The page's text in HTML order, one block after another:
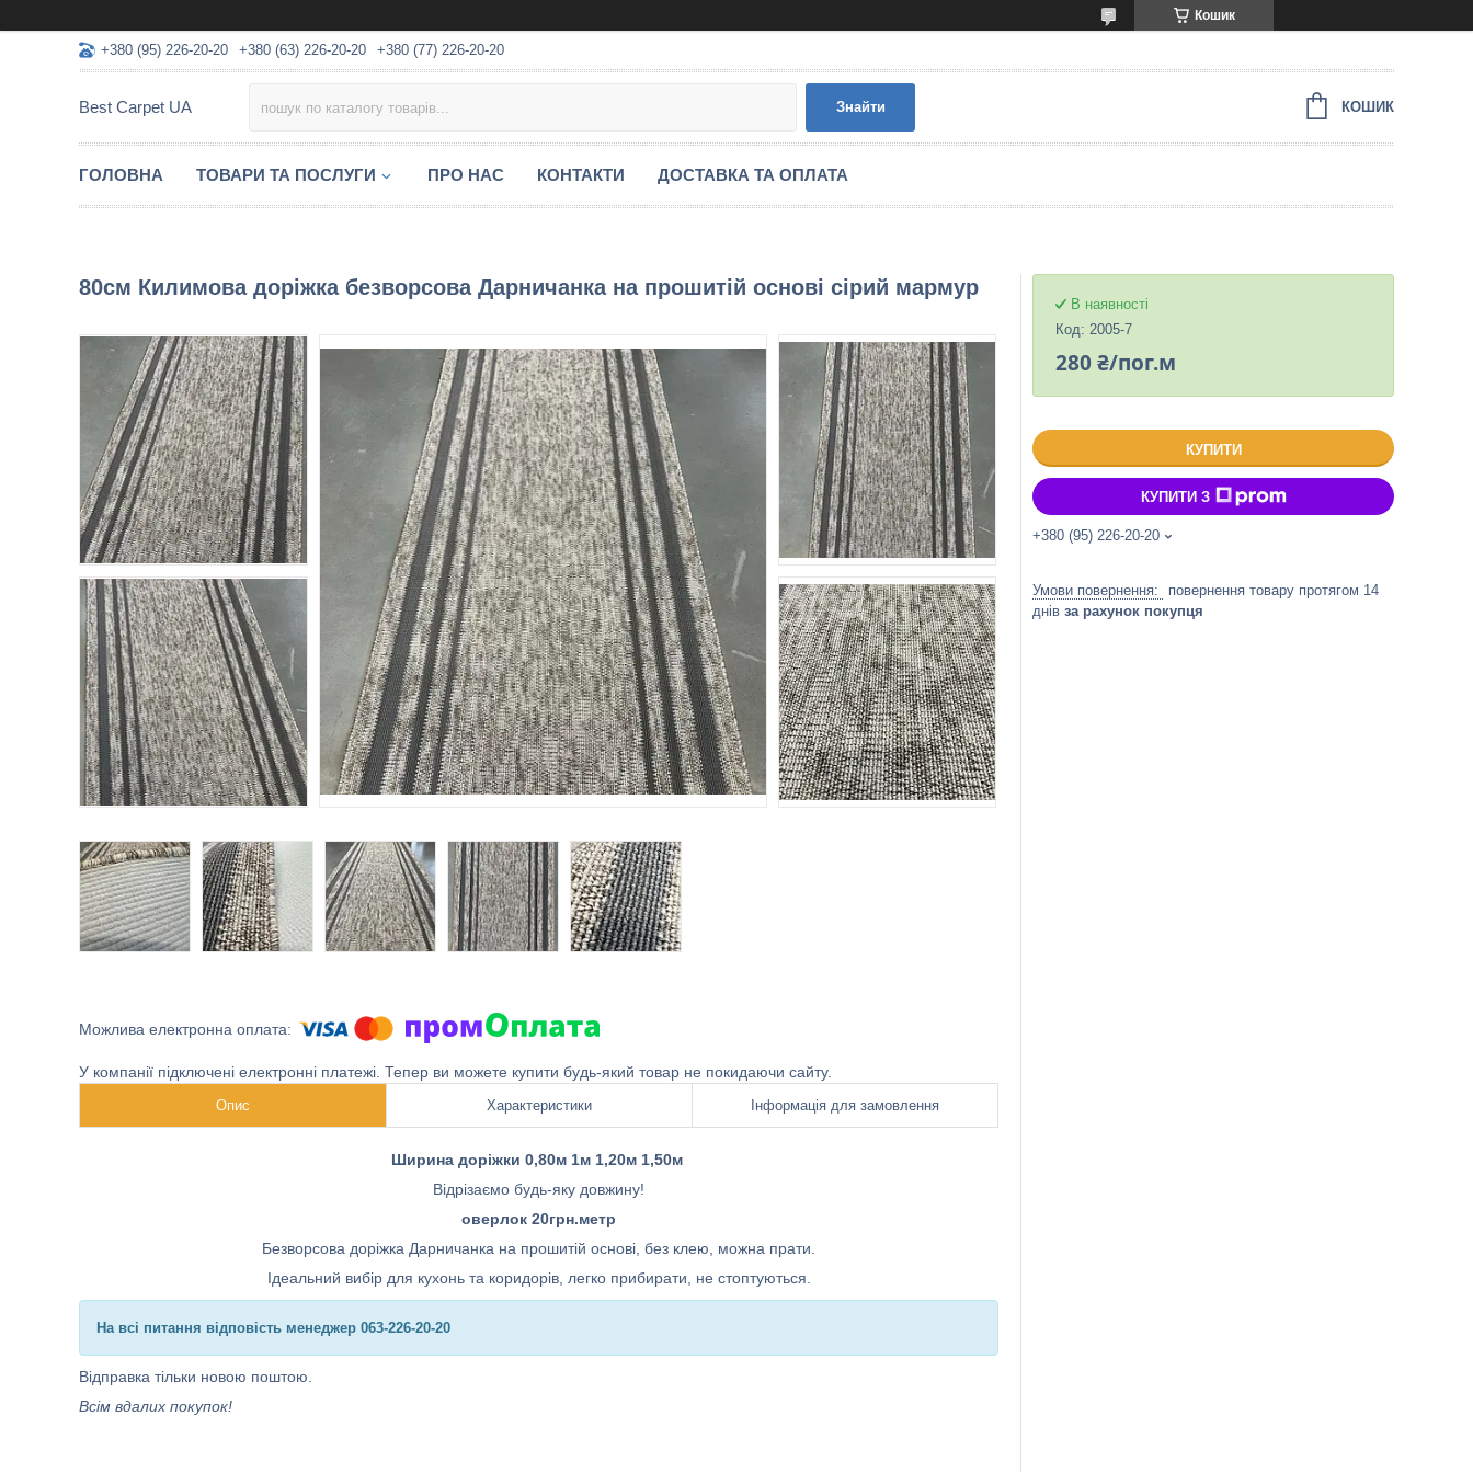
Кошик
+380 (95) 226-20-20 +380 (63) 226-20-20 +380 (77) 226-20-20
Best Carpet UA Знайти КОШИК
ГОЛОВНА ТОВАРИ ТА ПОСЛУГИ ПРО НАС КОНТАКТИ ДОСТАВКА ТА ОПЛАТА
80см Килимова доріжка безворсова Дарничанка на прошитій основі сірий мармур
У компанії підключені електронні платежі. Тепер ви можете купити будь-який товар не покидаючи сайту.
Опис Характеристики Інформація для замовлення
Ширина доріжки 0,80м 1м 1,20м 1,50м
Відрізаємо будь-яку довжину!
оверлок 20грн.метр
Безворсова доріжка Дарничанка на прошитій основі, без клею, можна прати.
Ідеальний вибір для кухонь та коридорів, легко прибирати, не стоптуються.
На всі питання відповість менеджер 063-226-20-20
Відправка тільки новою поштою.
Всім вдалих покупок!
В наявності
Код: 2005-7
280 ₴/пог.м
КУПИТИ
КУПИТИ З
+380 (95) 226-20-20
повернення товару протягом 14
днів за рахунок покупця